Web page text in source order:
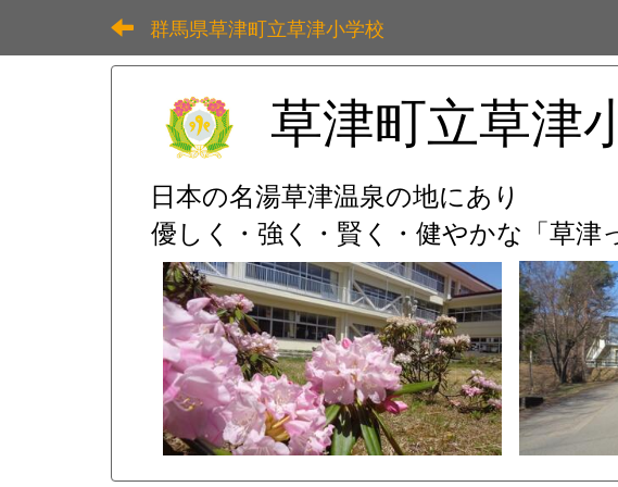
群馬県草津町立草津小学校
草津町立草津
日本の名湯草津温泉の地にあり
優しく・強く・賢く・健やかな「草津